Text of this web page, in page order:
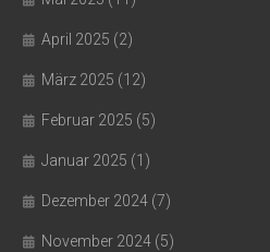
April 2025 (2)
März 2025 (12)
Februar 2025 (5)
Januar 2025 (1)
Dezember 2024 (7)
November 2024 (5)